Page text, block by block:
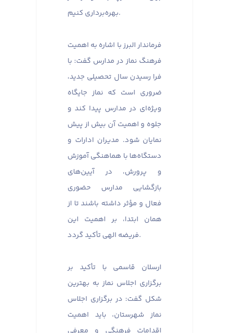
بهره‌برداری کنیم.
فرماندار البرز با اشاره به اهمیت
فرهنگ نماز در مدارس گفت: با
فرا رسیدن سال تحصیلی جدید،
ضروری است که نماز جایگاه
ویژه‌ای در مدارس پیدا کند و
جلوه و اهمیت آن بیش از پیش
نمایان شود. مدیران ادارات و
دستگاه‌ها با هماهنگی آموزش
و پرورش، در آیین‌های
بازگشایی مدارس حضوری
فعال و مؤثر داشته باشند تا از
همان ابتدا، بر اهمیت این
فریضه الهی تأکید گردد.
ارسلان قاسمی با تأکید بر
برگزاری اجلاس نماز به بهترین
شکل گفت: در برگزاری اجلاس
نماز شهرستان، باید اهمیت